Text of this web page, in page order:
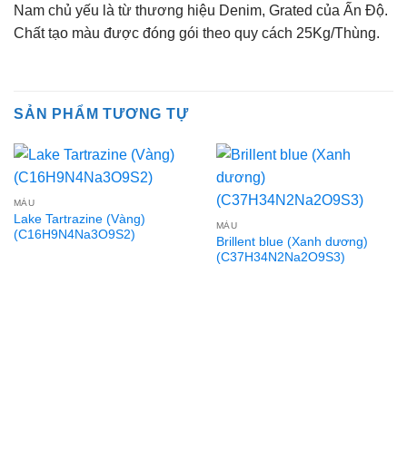
Nam chủ yếu là từ thương hiệu Denim, Grated của Ấn Độ.
Chất tạo màu được đóng gói theo quy cách 25Kg/Thùng.
SẢN PHẨM TƯƠNG TỰ
MÀU
Lake Tartrazine (Vàng)
(C16H9N4Na3O9S2)
MÀU
Brillent blue (Xanh dương)
(C37H34N2Na2O9S3)